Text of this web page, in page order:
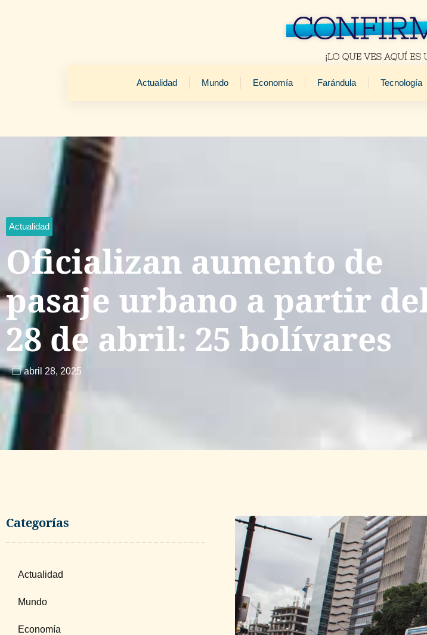
Actualidad Mundo Economía Farándula Tecnología
Actualidad
Oficializan aumento de
pasaje urbano a partir
28 de abril: 25 bolívares
abril 28, 2025
Categorías
Actualidad
Mundo
Economía